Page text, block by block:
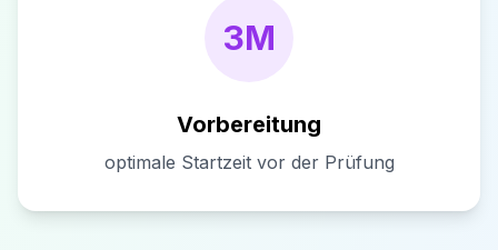
3M
Vorbereitung
optimale Startzeit vor der Prüfung